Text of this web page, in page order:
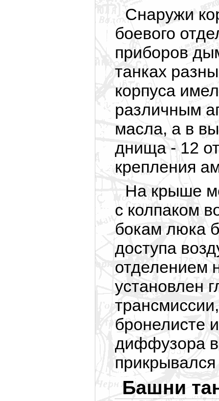
Снаружи
боевого
приборов
танках
корпуса
различным
масла, а в
днища - 12
крепления
На крыше
с колпаком
бокам люка
доступа
отделением
установлен
бронелисте
диффузора
Башни